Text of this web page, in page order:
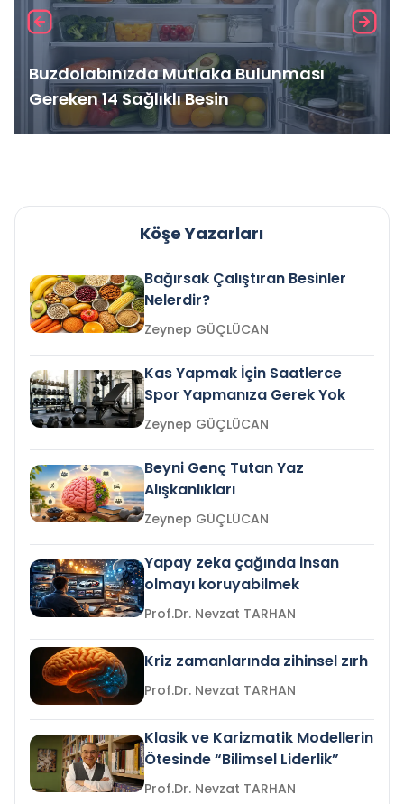
Buzdolabınızda Mutlaka Bulunması
Gereken 14 Sağlıklı Besin
Köşe Yazarları
Bağırsak Çalıştıran Besinler
Nelerdir?
Zeynep GÜÇLÜCAN
Kas Yapmak İçin Saatlerce
Spor Yapmanıza Gerek Yok
Zeynep GÜÇLÜCAN
Beyni Genç Tutan Yaz
Alışkanlıkları
Zeynep GÜÇLÜCAN
Yapay zeka çağında insan
olmayı koruyabilmek
Prof.Dr. Nevzat TARHAN
Kriz zamanlarında zihinsel zırh
Prof.Dr. Nevzat TARHAN
Klasik ve Karizmatik Modellerin
Ötesinde “Bilimsel Liderlik”
Prof.Dr. Nevzat TARHAN